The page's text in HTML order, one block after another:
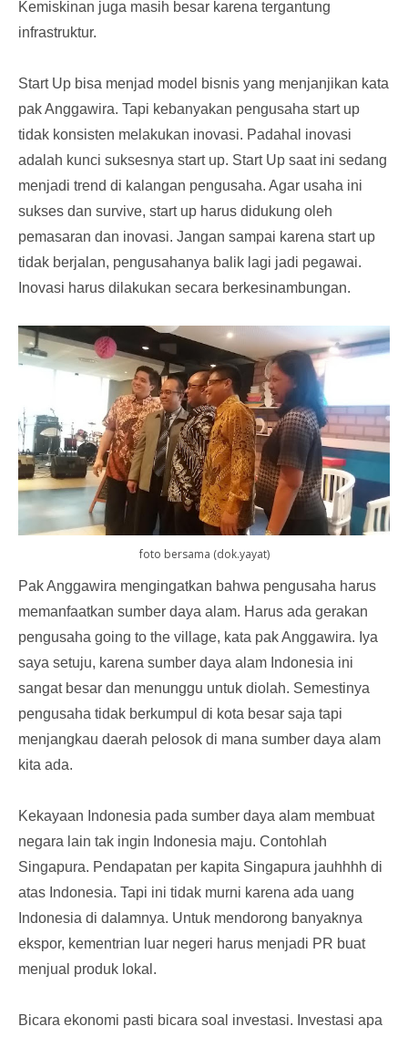
Kemiskinan juga masih besar karena tergantung
infrastruktur.
Start Up bisa menjad model bisnis yang menjanjikan kata
pak Anggawira. Tapi kebanyakan pengusaha start up
tidak konsisten melakukan inovasi. Padahal inovasi
adalah kunci suksesnya start up. Start Up saat ini sedang
menjadi trend di kalangan pengusaha. Agar usaha ini
sukses dan survive, start up harus didukung oleh
pemasaran dan inovasi. Jangan sampai karena start up
tidak berjalan, pengusahanya balik lagi jadi pegawai.
Inovasi harus dilakukan secara berkesinambungan.
foto bersama (dok.yayat)
Pak Anggawira mengingatkan bahwa pengusaha harus
memanfaatkan sumber daya alam. Harus ada gerakan
pengusaha going to the village, kata pak Anggawira. Iya
saya setuju, karena sumber daya alam Indonesia ini
sangat besar dan menunggu untuk diolah. Semestinya
pengusaha tidak berkumpul di kota besar saja tapi
menjangkau daerah pelosok di mana sumber daya alam
kita ada.
Kekayaan Indonesia pada sumber daya alam membuat
negara lain tak ingin Indonesia maju. Contohlah
Singapura. Pendapatan per kapita Singapura jauhhhh di
atas Indonesia. Tapi ini tidak murni karena ada uang
Indonesia di dalamnya. Untuk mendorong banyaknya
ekspor, kementrian luar negeri harus menjadi PR buat
menjual produk lokal.
Bicara ekonomi pasti bicara soal investasi. Investasi apa